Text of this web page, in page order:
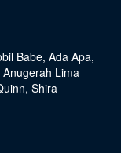
Babe, Ada Apa,
Anugerah Lima
, Shira